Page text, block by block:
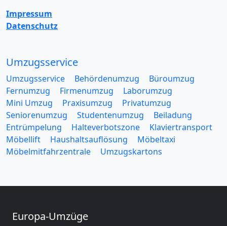
Impressum
Datenschutz
Umzugsservice
Umzugsservice Behördenumzug
Büroumzug
Fernumzug
Firmenumzug
Laborumzug
Mini Umzug
Praxisumzug
Privatumzug
Seniorenumzug
Studentenumzug
Beiladung
Entrümpelung
Halteverbotszone
Klaviertransport
Möbellift
Haushaltsauflösung
Möbeltaxi
Möbelmitfahrzentrale
Umzugskartons
Europa-Umzüge